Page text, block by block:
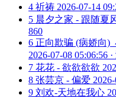
4 祈祷 2026-07-14
5 晨夕之家 - 跟随夏
860
6 正向欺骗 (病娇向
2026-07-08 05:06:56
7 花花 - 欲欲欲欲
8 张芸京 - 偏爱
9 刘欢-天地在我心